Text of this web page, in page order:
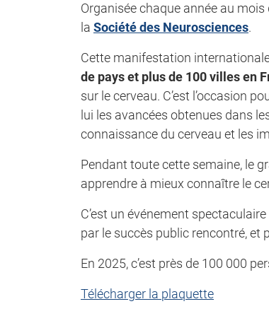
Organisée chaque année au
la Société des Neurosciences.
Cette manifestation
de pays et plus de 100 villes en
sur le cerveau. C’est l’occasion
lui les avancées obtenues dans
connaissance du cerveau et les
Pendant toute cette semaine, le
apprendre à mieux connaître le
C’est un événement
par le succès public rencontré,
En 2025, c’est près de 100 000
Télécharger la plaquette